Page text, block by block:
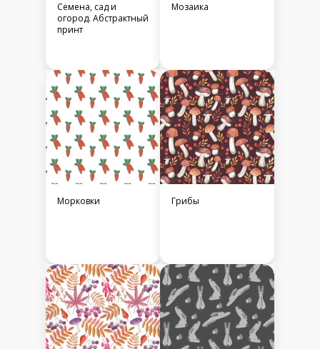
Семена, сад и
огород. Абстрактный
принт
Мозаика
Морковки Грибы